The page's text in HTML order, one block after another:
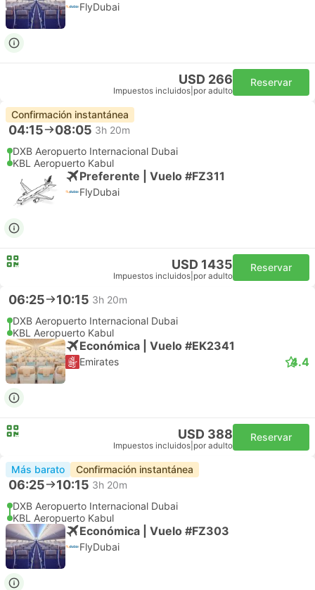
FlyDubai
USD 266
Impuestos incluidos por adulto
Reservar
Confirmación instantánea
04:15 08:05 3h 20m
DXB Aeropuerto Internacional Dubai
KBL Aeropuerto Kabul
Preferente | Vuelo #FZ311
FlyDubai
USD 1435
Impuestos incluidos por adulto
Reservar
06:25 10:15 3h 20m
DXB Aeropuerto Internacional Dubai
KBL Aeropuerto Kabul
Económica | Vuelo #EK2341
Emirates 4.4
USD 388
Impuestos incluidos por adulto
Reservar
Más barato Confirmación instantánea
06:25 10:15 3h 20m
DXB Aeropuerto Internacional Dubai
KBL Aeropuerto Kabul
Económica | Vuelo #FZ303
FlyDubai